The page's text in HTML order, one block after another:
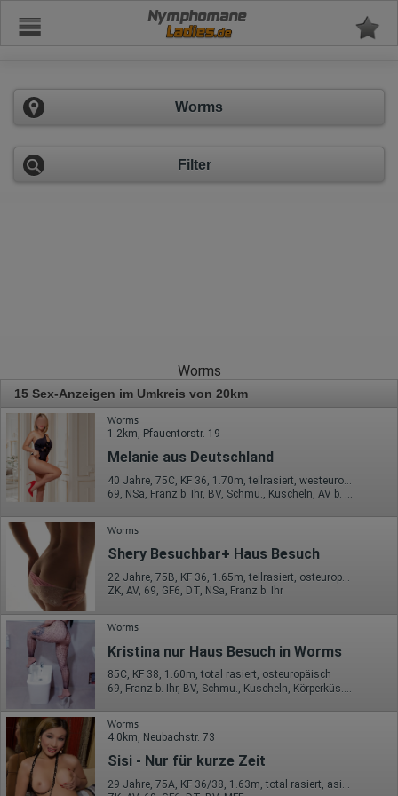
Nymphomane
Worms
Filter
Worms
15 Sex-Anzeigen im Umkreis von 20km
Worms
1.2km, Pfauentorstr. 19
Melanie aus Deutschland
40 Jahre, 75C, KF 36, 1.70m, teilrasiert, westeuropäisch
69, NSa, Franz b. Ihr, BV, Schmu., Kuscheln, AV b. Ihm, DSa
Worms
Shery Besuchbar+ Haus Besuch
22 Jahre, 75B, KF 36, 1.65m, teilrasiert, osteuropäisch
ZK, AV, 69, GF6, DT, NSa, Franz b. Ihr
Worms
Kristina nur Haus Besuch in Worms
85C, KF 38, 1.60m, total rasiert, osteuropäisch
Worms
4.0km, Neubachstr. 73
Sisi - Nur für kurze Zeit